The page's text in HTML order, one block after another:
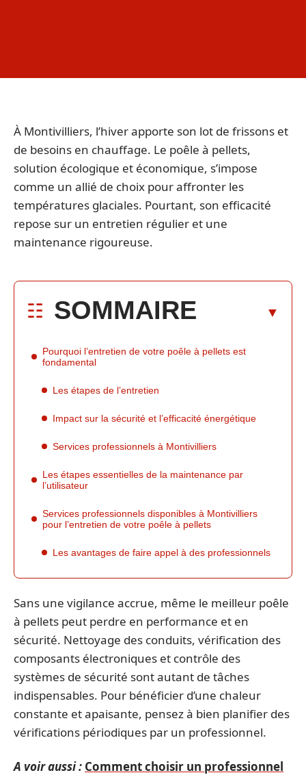
À Montivilliers, l’hiver apporte son lot de frissons et
de besoins en chauffage. Le poêle à pellets,
solution écologique et économique, s’impose
comme un allié de choix pour affronter les
températures glaciales. Pourtant, son efficacité
repose sur un entretien régulier et une
maintenance rigoureuse.
SOMMAIRE
Pourquoi l’entretien de votre poêle à pellets est
fondamental
Les étapes de l’entretien
Impact sur la sécurité et l’efficacité énergétique
Services professionnels à Montivilliers
Les étapes essentielles de la maintenance par
l’utilisateur
Services professionnels disponibles à Montivilliers
pour l’entretien de votre poêle à pellets
Les avantages de faire appel à des professionnels
Sans une vigilance accrue, même le meilleur poêle
à pellets peut perdre en performance et en
sécurité. Nettoyage des conduits, vérification des
composants électroniques et contrôle des
systèmes de sécurité sont autant de tâches
indispensables. Pour bénéficier d’une chaleur
constante et apaisante, pensez à bien planifier des
vérifications périodiques par un professionnel.
A voir aussi : Comment choisir un professionnel